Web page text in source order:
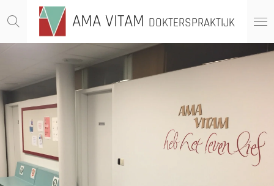
direct
AMA VITAM DOKTERSPRAKTIJK